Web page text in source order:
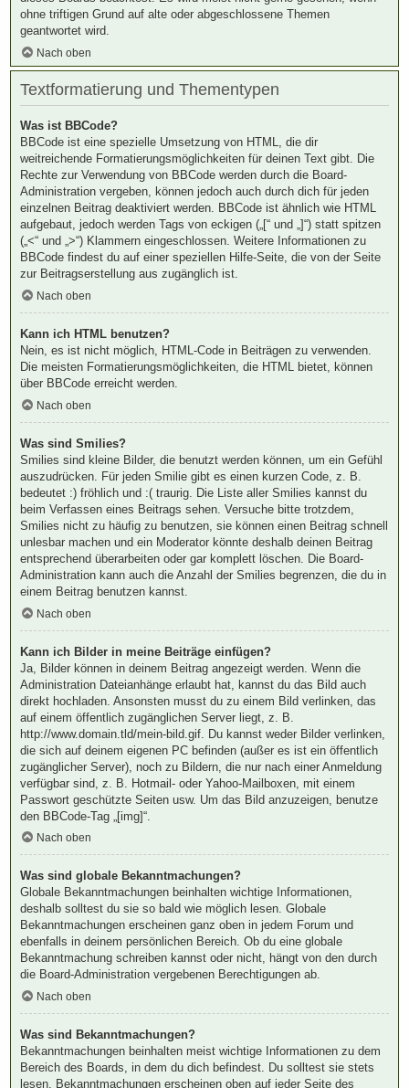
ohne triftigen Grund auf alte oder abgeschlossene Themen
geantwortet wird.
Nach oben
Textformatierung und Thementypen
Was ist BBCode?
BBCode ist eine spezielle Umsetzung von HTML, die dir
weitreichende Formatierungsmöglichkeiten für deinen Text gibt. Die
Rechte zur Verwendung von BBCode werden durch die Board-
Administration vergeben, können jedoch auch durch dich für jeden
einzelnen Beitrag deaktiviert werden. BBCode ist ähnlich wie HTML
aufgebaut, jedoch werden Tags von eckigen („[“ und „]“) statt spitzen
(„<“ und „>“) Klammern eingeschlossen. Weitere Informationen zu
BBCode findest du auf einer speziellen Hilfe-Seite, die von der Seite
zur Beitragserstellung aus zugänglich ist.
Nach oben
Kann ich HTML benutzen?
Nein, es ist nicht möglich, HTML-Code in Beiträgen zu verwenden.
Die meisten Formatierungsmöglichkeiten, die HTML bietet, können
über BBCode erreicht werden.
Nach oben
Was sind Smilies?
Smilies sind kleine Bilder, die benutzt werden können, um ein Gefühl
auszudrücken. Für jeden Smilie gibt es einen kurzen Code, z. B.
bedeutet :) fröhlich und :( traurig. Die Liste aller Smilies kannst du
beim Verfassen eines Beitrags sehen. Versuche bitte trotzdem,
Smilies nicht zu häufig zu benutzen, sie können einen Beitrag schnell
unlesbar machen und ein Moderator könnte deshalb deinen Beitrag
entsprechend überarbeiten oder gar komplett löschen. Die Board-
Administration kann auch die Anzahl der Smilies begrenzen, die du in
einem Beitrag benutzen kannst.
Nach oben
Kann ich Bilder in meine Beiträge einfügen?
Ja, Bilder können in deinem Beitrag angezeigt werden. Wenn die
Administration Dateianhänge erlaubt hat, kannst du das Bild auch
direkt hochladen. Ansonsten musst du zu einem Bild verlinken, das
auf einem öffentlich zugänglichen Server liegt, z. B.
http://www.domain.tld/mein-bild.gif. Du kannst weder Bilder verlinken,
die sich auf deinem eigenen PC befinden (außer es ist ein öffentlich
zugänglicher Server), noch zu Bildern, die nur nach einer Anmeldung
verfügbar sind, z. B. Hotmail- oder Yahoo-Mailboxen, mit einem
Passwort geschützte Seiten usw. Um das Bild anzuzeigen, benutze
den BBCode-Tag „[img]“.
Nach oben
Was sind globale Bekanntmachungen?
Globale Bekanntmachungen beinhalten wichtige Informationen,
deshalb solltest du sie so bald wie möglich lesen. Globale
Bekanntmachungen erscheinen ganz oben in jedem Forum und
ebenfalls in deinem persönlichen Bereich. Ob du eine globale
Bekanntmachung schreiben kannst oder nicht, hängt von den durch
die Board-Administration vergebenen Berechtigungen ab.
Nach oben
Was sind Bekanntmachungen?
Bekanntmachungen beinhalten meist wichtige Informationen zu dem
Bereich des Boards, in dem du dich befindest. Du solltest sie stets
lesen. Bekanntmachungen erscheinen oben auf jeder Seite des